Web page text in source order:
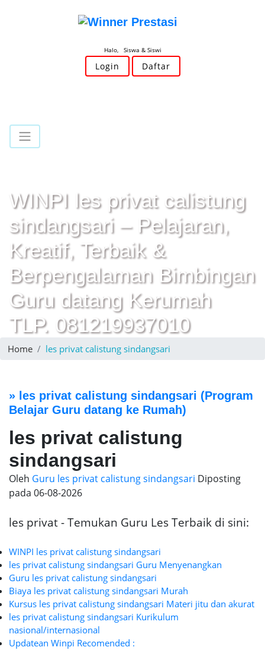
Halo, Siswa & Siswi
Login Daftar
WINPI les privat calistung
sindangsari – Pelajaran,
Kreatif, Terbaik &
Berpengalaman Bimbingan
Guru datang Kerumah
TLP. 081219937010
Home les privat calistung sindangsari
» les privat calistung sindangsari (Program
Belajar Guru datang ke Rumah)
les privat calistung
sindangsari
Oleh Guru les privat calistung sindangsari Diposting
pada 06-08-2026
les privat - Temukan Guru Les Terbaik di sini:
WINPI les privat calistung sindangsari
les privat calistung sindangsari Guru Menyenangkan
Guru les privat calistung sindangsari
Biaya les privat calistung sindangsari Murah
Kursus les privat calistung sindangsari Materi jitu dan akurat
les privat calistung sindangsari Kurikulum
nasional/internasional
Updatean Winpi Recomended :